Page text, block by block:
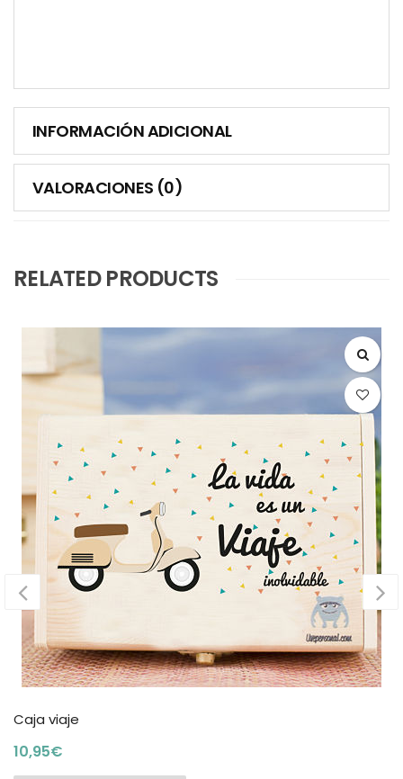
INFORMACIÓN ADICIONAL
VALORACIONES (0)
RELATED PRODUCTS
Caja viaje
10,95€